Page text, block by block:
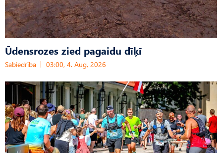
Ūdensrozes zied pagaidu dīķī
Sabiedrība 03:00, 4. Aug, 2026